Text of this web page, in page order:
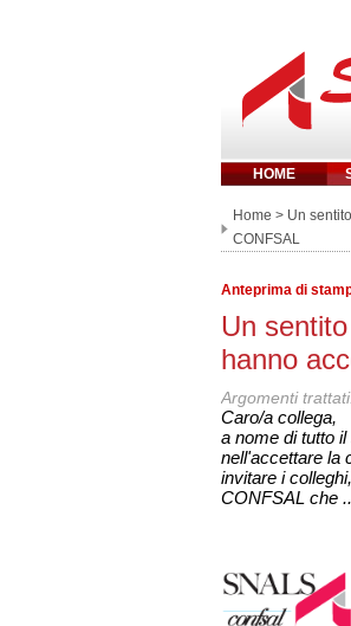
HOME
Home > Un
CONFSAL
Anteprima di
Un
hanno
Argomenti
Caro/a collega,
a nome di tutto
nell'accettare la
invitare i
CONFSAL che